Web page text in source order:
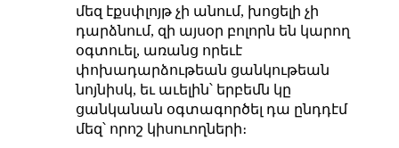
մեզ էքսփլոյթ չի անում, խոցելի չի
դարձնում, զի այսօր բոլորն են կարող
օգտուել, առանց որեւէ
փոխադարձութեան ցանկութեան
նոյնիսկ, եւ աւելին՝ երբեմն կը
ցանկանան օգտագործել դա ընդդէմ
մեզ՝ որոշ կիսուողների։